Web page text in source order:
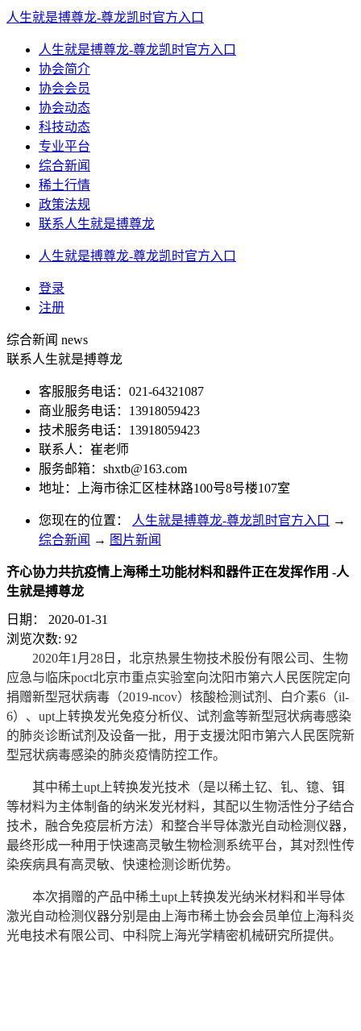
人生就是搏尊龙-尊龙凯时官方入口
人生就是搏尊龙-尊龙凯时官方入口
协会简介
协会会员
协会动态
科技动态
专业平台
综合新闻
稀土行情
政策法规
联系人生就是搏尊龙
人生就是搏尊龙-尊龙凯时官方入口
登录
注册
综合新闻 news
联系人生就是搏尊龙
客服服务电话：021-64321087
商业服务电话：13918059423
技术服务电话：13918059423
联系人：崔老师
服务邮箱： shxtb@163.com
地址：上海市徐汇区桂林路100号8号楼107室
您现在的位置： 人生就是搏尊龙-尊龙凯时官方入口 →
综合新闻 → 图片新闻
齐心协力共抗疫情上海稀土功能材料和器件正在发挥作用 -人
生就是搏尊龙
日期：
2020-01-31
浏览次数: 92
2020年1月28日，北京热景生物技术股份有限公司、生物
应急与临床poct北京市重点实验室向沈阳市第六人民医院定向
捐赠新型冠状病毒（2019-ncov）核酸检测试剂、白介素6（il-
6）、upt上转换发光免疫分析仪、试剂盒等新型冠状病毒感染
的肺炎诊断试剂及设备一批，用于支援沈阳市第六人民医院新
型冠状病毒感染的肺炎疫情防控工作。
其中稀土upt上转换发光技术（是以稀土钇、钆、镱、铒
等材料为主体制备的纳米发光材料，其配以生物活性分子结合
技术，融合免疫层析方法）和整合半导体激光自动检测仪器，
最终形成一种用于快速高灵敏生物检测系统平台，其对烈性传
染疾病具有高灵敏、快速检测诊断优势。
本次捐赠的产品中稀土upt上转换发光纳米材料和半导体
激光自动检测仪器分别是由上海市稀土协会会员单位上海科炎
光电技术有限公司、中科院上海光学精密机械研究所提供。